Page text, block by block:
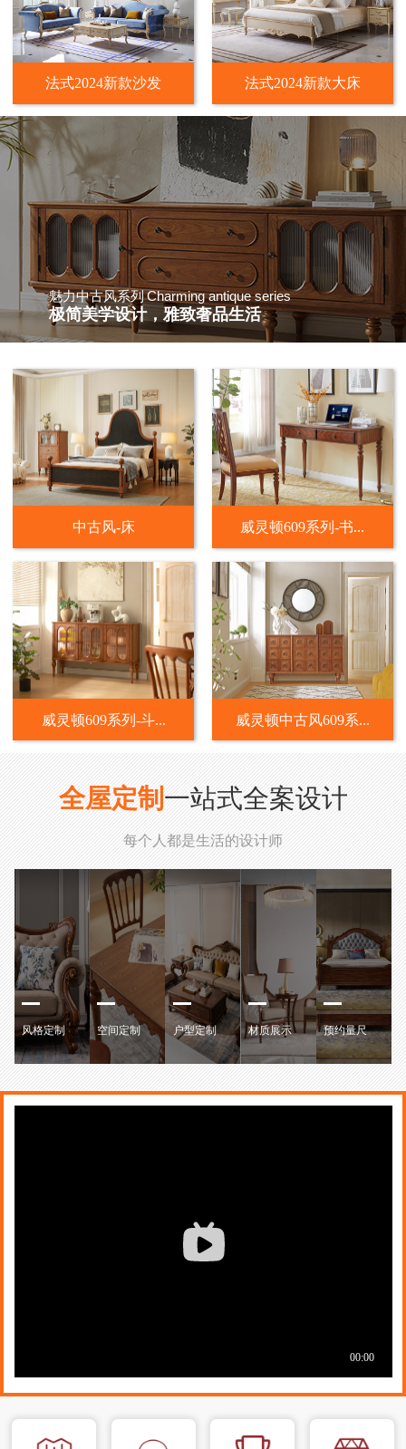
法式2024新款沙发 法式2024新款大床
魅力中古风系列 Charming antique series
极简美学设计，雅致奢品生活
中古风-床 威灵顿609系列-书...
威灵顿609系列-斗... 威灵顿中古风609系...
全屋定制 一站式全案设计
每个人都是生活的设计师
风格定制 空间定制 户型定制 材质展示 预约量尺